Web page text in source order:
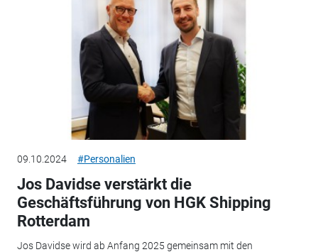
09.10.2024 #Personalien
Jos Davidse verstärkt die
Geschäftsführung von HGK Shipping
Rotterdam
Jos Davidse wird ab Anfang 2025 gemeinsam mit den